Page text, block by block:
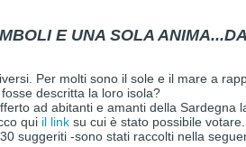
E UNA SOLA
Per molti sono il sole e il mare a
descritta la loro isola?
ad abitanti e amanti della Sardegna
qui il link su cui è stato possibile votare.
suggeriti -sono stati raccolti nella